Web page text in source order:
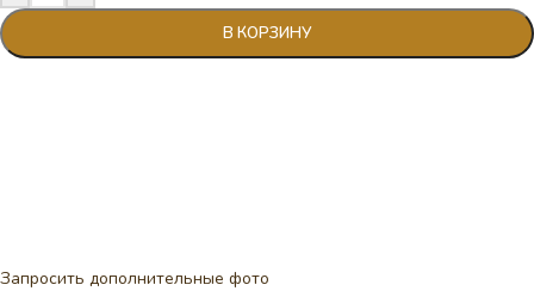
В КОРЗИНУ
Запросить дополнительные фото